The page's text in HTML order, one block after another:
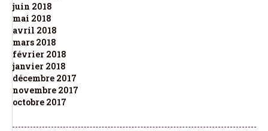
juin 2018
mai 2018
avril 2018
mars 2018
février 2018
janvier 2018
décembre 2017
novembre 2017
octobre 2017